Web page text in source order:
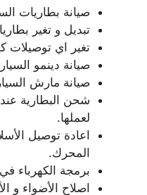
صيانة بطاريات
تبديل و تغير
تغير اي توصيلات
صيانة دينمو
صيانة مارش
شحن البطارية
لعملها.
اعادة توصيل
المحرك.
برمجة الكهرباء
اصلاح الأضواء و